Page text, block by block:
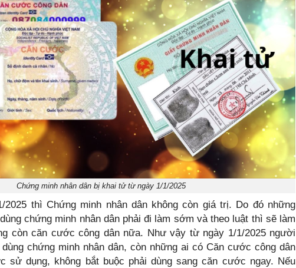
Chứng minh nhân dân bị khai tử từ ngày 1/1/2025
thì Chứng minh nhân dân không còn giá trị. Do đó những
chứng minh nhân dân phải đi làm sớm và theo luật thì sẽ làm
còn căn cước công dân nữa. Như vậy từ ngày 1/1/2025 người
chứng minh nhân dân, còn những ai có Căn cước công dân
sử dụng, không bắt buộc phải dùng sang căn cước ngay. Nếu